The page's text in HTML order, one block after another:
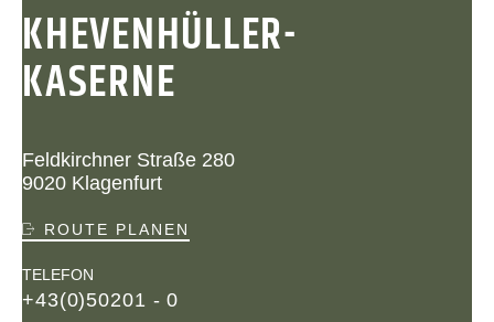
KHEVENHÜLLER-
KASERNE
Feldkirchner Straße 280
9020 Klagenfurt
ROUTE PLANEN
TELEFON
+43(0)50201 - 0